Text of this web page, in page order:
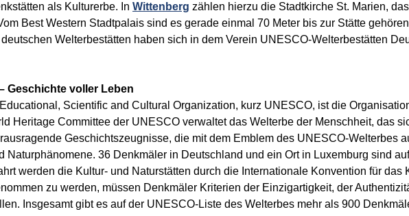
als Kulturerbe. In Wittenberg zählen hierzu die Stadtkirche St. Marien,
Best Western Stadtpalais sind es gerade einmal 70 Meter bis zur Stätte
Welterbestätten haben sich in dem Verein UNESCO-Welterbestätten
Geschichte voller Leben
Scientific and Cultural Organization, kurz UNESCO, ist die
Heritage Committee der UNESCO verwaltet das Welterbe der Menschheit, das
Geschichtszeugnisse, die mit dem Emblem des UNESCO-Welterbes
Naturphänomene. 36 Denkmäler in Deutschland und ein Ort in Luxemburg sind
werden die Kultur- und Naturstätten durch die Internationale Konvention für
zu werden, müssen Denkmäler Kriterien der Einzigartigkeit, der
Insgesamt gibt es auf der UNESCO-Liste des Welterbes mehr als 900